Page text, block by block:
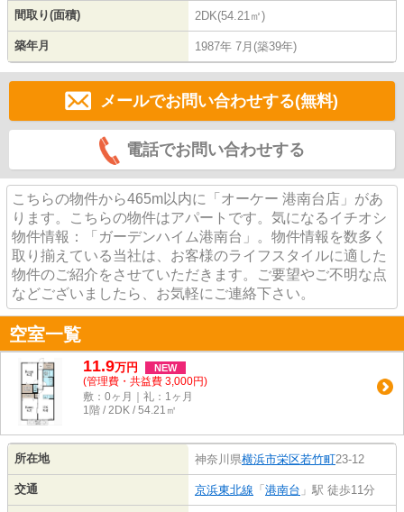
間取り(面積) 2DK(54.21㎡)
築年月 1987年 7月(築39年)
メールでお問い合わせする(無料)
電話でお問い合わせする
こちらの物件から465m以内に「オーケー 港南台店」があ
ります。こちらの物件はアパートです。気になるイチオシ
物件情報：「ガーデンハイム港南台」。物件情報を数多く
取り揃えている当社は、お客様のライフスタイルに適した
物件のご紹介をさせていただきます。ご要望やご不明な点
などございましたら、お気軽にご連絡下さい。
空室一覧
11.9万円 NEW
(管理費・共益費 3,000円)
敷：0ヶ月｜礼：1ヶ月
1階 / 2DK / 54.21㎡
所在地 神奈川県横浜市栄区若竹町23-12
交通 京浜東北線 「 港南台 」駅 徒歩11分